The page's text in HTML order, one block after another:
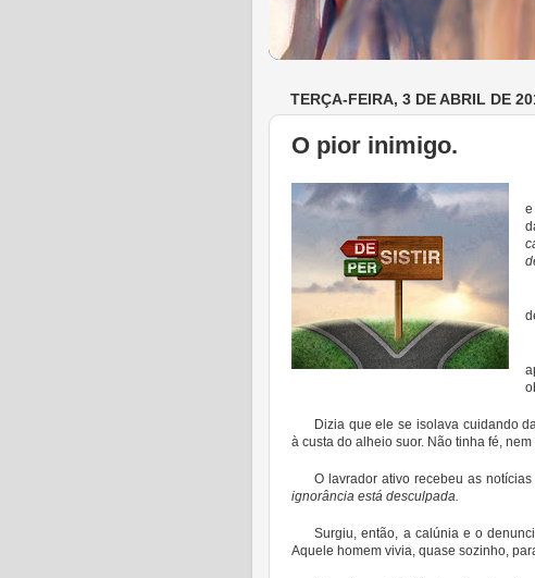
TERÇA-FEIRA, 3 DE ABRIL DE
O pior inimigo.
Dizia que ele se isolava cuidando
à custa do alheio suor. Não tinha fé,
O lavrador ativo recebeu as
ignorância está desculpada.
Surgiu, então, a calúnia e o
Aquele homem vivia, quase sozinho,